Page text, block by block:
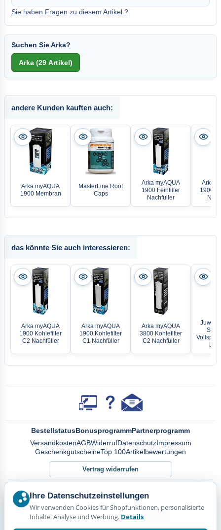
Sie haben Fragen zu diesem Artikel ?
Suchen Sie Arka?
andere Kunden kauften auch:
Arka myAQUA
1900 Membran
MasterLine Root
Caps
Arka myAQUA
1900 Feinfilter
Nachfüller
Arka
1900
das könnte Sie auch interessieren:
Arka myAQUA
1900 Kohlefilter
C2 Nachfüller
Arka myAQUA
1900 Kohlefilter
C1 Nachfüller
Arka myAQUA
3800 Kohlefilter
C2 Nachfüller
Juwel
BestellstatusBonusprogrammPartnerprogramm
VersandkostenAGBWiderrufDatenschutzImpressum
GeschenkgutscheineTop 100Artikelbewertungen
Vertrag widerrufen
Ihre Datenschutzeinstellungen
Wir verwenden Cookies für Shopfunktionen, personalisierte
Inhalte, Analyse und Werbung. Details